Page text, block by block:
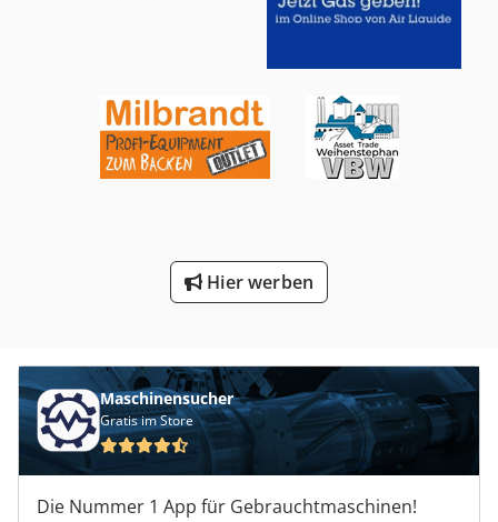
Hier werben
Maschinensucher
Gratis im Store
Die Nummer 1 App für Gebrauchtmaschinen!